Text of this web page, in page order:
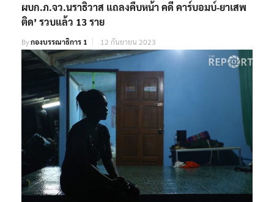
ผบก.ภ.จว.นราธิวาส แถลงคืบหน้า คดี คาร์บอมบ์-ยาเสพ
ติด’ รวบแล้ว 13 ราย
Byกองบรรณาธิการ 1 12 กันยายน 2023